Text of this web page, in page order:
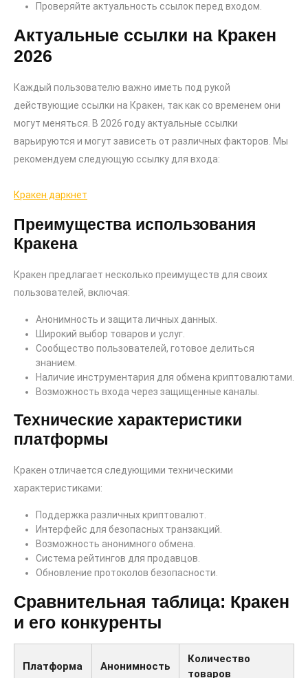
Проверяйте актуальность ссылок перед входом.
Актуальные ссылки на Кракен
2026
Каждый пользователю важно иметь под рукой
действующие ссылки на Кракен, так как со временем они
могут меняться. В 2026 году актуальные ссылки
варьируются и могут зависеть от различных факторов. Мы
рекомендуем следующую ссылку для входа:
Кракен даркнет
Преимущества использования
Кракена
Кракен предлагает несколько преимуществ для своих
пользователей, включая:
Анонимность и защита личных данных.
Широкий выбор товаров и услуг.
Сообщество пользователей, готовое делиться
знанием.
Наличие инструментария для обмена криптовалютами.
Возможность входа через защищенные каналы.
Технические характеристики
платформы
Кракен отличается следующими техническими
характеристиками:
Поддержка различных криптовалют.
Интерфейс для безопасных транзакций.
Возможность анонимного обмена.
Система рейтингов для продавцов.
Обновление протоколов безопасности.
Сравнительная таблица: Кракен
и его конкуренты
Платформа Анонимность
Количество
товаров